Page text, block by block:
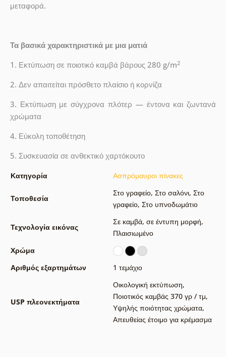
μεταφορά.
Τα βασικά χαρακτηριστικά με μια ματιά
1. Εκτύπωση σε ποιοτικό καμβά βάρους 280 g/m2
2. Δεν απαιτείται πρόσθετο πλαίσιο ή κορνίζα
3. Εκτύπωση με σύγχρονα πλότερ — έντονα και ζωντανά
χρώματα
4. Εύκολη τοποθέτηση
5. Συσκευασία σε ανθεκτικό χαρτόκουτο
Κατηγορία Ασπρόμαυροι πίνακες
Τοποθεσία
Στο γραφείο, Στο σαλόνι, Στο
γραφείο, Στο υπνοδωμάτιο
Τεχνολογία εικόνας
Σε καμβά, σε έντυπη μορφή,
Πλαισιωμένο
Χρώμα
Αριθμός εξαρτημάτων
1 τεμάχιο
USP πλεονεκτήματα
Οικολογική εκτύπωση,
Ποιοτικός καμβάς 370 γρ / τμ,
Υψηλής ποιότητας χρώματα,
Απευθείας έτοιμο για κρέμασμα